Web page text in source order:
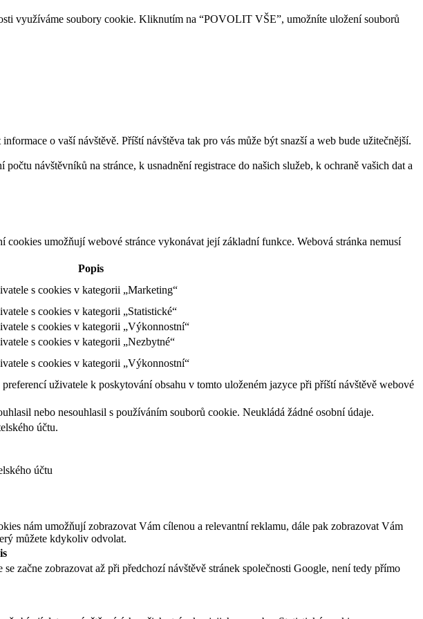
využíváme soubory cookie. Kliknutím na “POVOLIT VŠE”, umožníte uložení souborů
o vaší návštěvě. Příští návštěva tak pro vás může být snazší a web bude užitečnější.
návštěvníků na stránce, k usnadnění registrace do našich služeb, k ochraně vašich dat a
umožňují webové stránce vykonávat její základní funkce. Webová stránka nemusí
Popis
s cookies v kategorii „Marketing“
s cookies v kategorii „Statistické“
s cookies v kategorii „Výkonnostní“
s cookies v kategorii „Nezbytné“
s cookies v kategorii „Výkonnostní“
uživatele k poskytování obsahu v tomto uloženém jazyce při příští návštěvě webové
nebo nesouhlasil s používáním souborů cookie. Neukládá žádné osobní údaje.
účtu.
účtu
nám umožňují zobrazovat Vám cílenou a relevantní reklamu, dále pak zobrazovat Vám
můžete kdykoliv odvolat.
začne zobrazovat až při předchozí návštěvě stránek společnosti Google, není tedy přímo